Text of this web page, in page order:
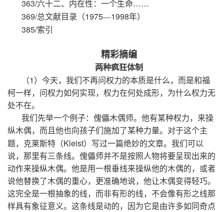
363/六十二、内在性：一个生命……
369/总文献目录（1975—1998年）
385/索引
精彩摘编
两种疯狂体制
（1 ）今天，我们不再问权力的本质是什么，而是和福
柯一样，问权力如何实现，权力在何处成形，为什么权力无
处不在。
我们先举一个例子：傀儡木偶师。他有某种权力，来操
纵木偶，而且他也向孩子们施加了某种力量。对于这个主
题，克莱斯特（Kleist）写过一篇绝妙的文章。我们可以
说，那里有三条线。傀儡师并不是按照人物将要呈现出来的
动作来操纵木偶。他是用一根垂线来操纵他的木偶的，或者
说他替换了木偶的重心，更准确地说，他让木偶变得轻巧。
这完全是一根抽象的线，而非有形的线，不会像有形之线那
样具有象征意义。这条线是动的，因为它是由许多如同奇点